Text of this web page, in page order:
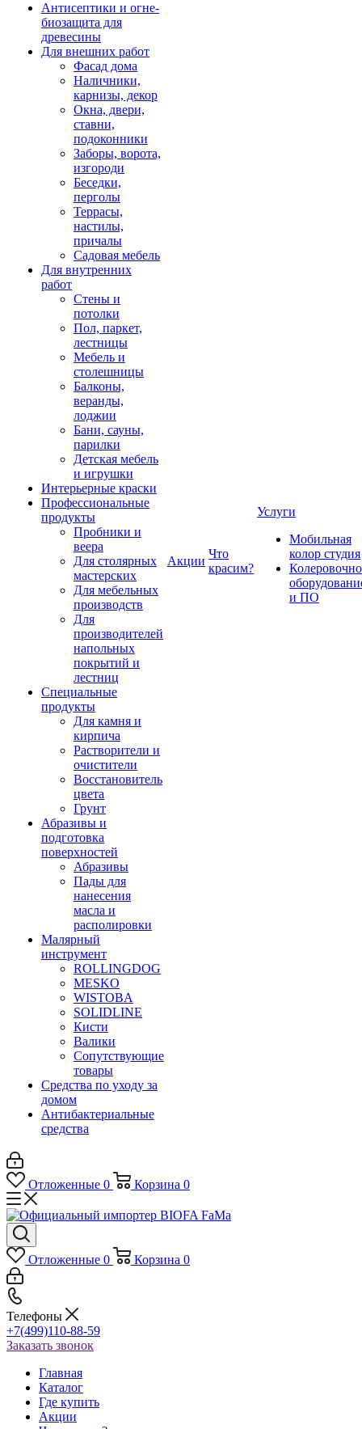
Антисептики и огне-
биозащита для
древесины
Для внешних работ
Фасад дома
Наличники,
карнизы, декор
Окна, двери,
ставни,
подоконники
Заборы, ворота,
изгороди
Беседки,
перголы
Террасы,
настилы,
причалы
Садовая мебель
Для внутренних
работ
Стены и
потолки
Пол, паркет,
лестницы
Мебель и
столешницы
Балконы,
веранды,
лоджии
Бани, сауны,
парилки
Детская мебель
и игрушки
Интерьерные краски
Профессиональные
продукты
Пробники и
веера
Для столярных
мастерских
Для мебельных
производств
Для
производителей
напольных
покрытий и
лестниц
Специальные
продукты
Для камня и
кирпича
Растворители и
очистители
Восстановитель
цвета
Грунт
Абразивы и
подготовка
поверхностей
Абразивы
Пады для
нанесения
масла и
располировки
Малярный
инструмент
ROLLINGDOG
MESKO
WISTOBA
SOLIDLINE
Кисти
Валики
Сопутствующие
товары
Средства по уходу за
домом
Антибактериальные
средства
Акции
Что
красим?
Услуги
Мобильная
колор студия
и ПО
Отложенные 0 Корзина 0
Отложенные 0 Корзина 0
Телефоны
+7(499)110-88-59
Заказать звонок
Главная
Каталог
Где купить
Акции